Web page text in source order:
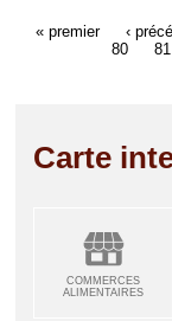
« premier ‹
80
81
Carte
COMMERCES
ALIMENTAIRES